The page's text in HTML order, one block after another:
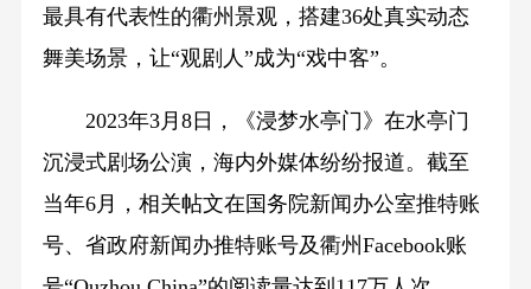
最具有代表性的衢州景观，搭建36处真实动态
舞美场景，让“观剧人”成为“戏中客”。
2023年3月8日，《浸梦水亭门》在水亭门
沉浸式剧场公演，海内外媒体纷纷报道。截至
当年6月，相关帖文在国务院新闻办公室推特账
号、省政府新闻办推特账号及衢州Facebook账